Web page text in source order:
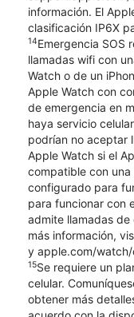
información. El
clasificación IP6X
14Emergencia SOS
llamadas wifi con
Watch o de un
Apple Watch con
de emergencia en
haya servicio
podrían no aceptar
Apple Watch si el
compatible con
configurado para
para funcionar con
admite llamadas
más información,
y apple.com/watch/
15Se requiere un
celular.
obtener más